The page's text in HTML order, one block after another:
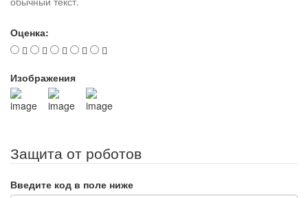
Оценка:
Изображения
Защита от роботов
Введите код в поле ниже